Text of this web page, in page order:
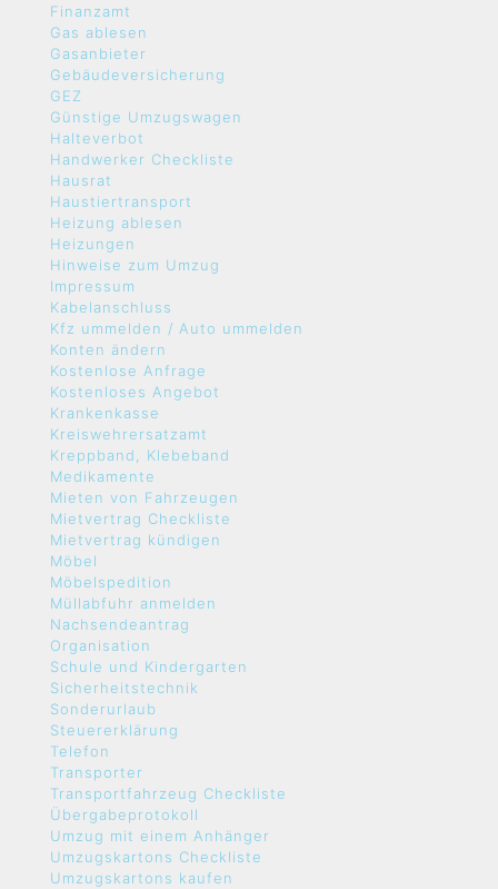
Finanzamt
Gas ablesen
Gasanbieter
Gebäudeversicherung
GEZ
Günstige Umzugswagen
Halteverbot
Handwerker Checkliste
Hausrat
Haustiertransport
Heizung ablesen
Heizungen
Hinweise zum Umzug
Impressum
Kabelanschluss
Kfz ummelden / Auto ummelden
Konten ändern
Kostenlose Anfrage
Kostenloses Angebot
Krankenkasse
Kreiswehrersatzamt
Kreppband, Klebeband
Medikamente
Mieten von Fahrzeugen
Mietvertrag Checkliste
Mietvertrag kündigen
Möbel
Möbelspedition
Müllabfuhr anmelden
Nachsendeantrag
Organisation
Schule und Kindergarten
Sicherheitstechnik
Sonderurlaub
Steuererklärung
Telefon
Transporter
Transportfahrzeug Checkliste
Übergabeprotokoll
Umzug mit einem Anhänger
Umzugskartons Checkliste
Umzugskartons kaufen